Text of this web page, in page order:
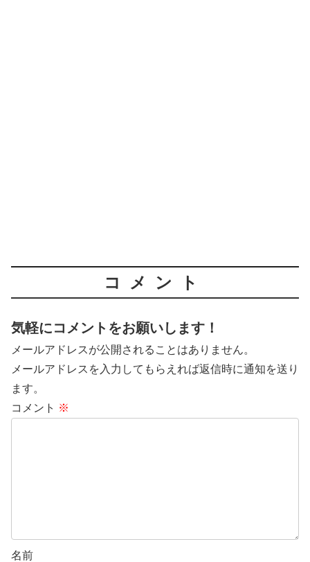
コメント
気軽にコメントをお願いします！
メールアドレスが公開されることはありません。
メールアドレスを入力してもらえれば返信時に通知を送り
ます。
コメント ※
名前